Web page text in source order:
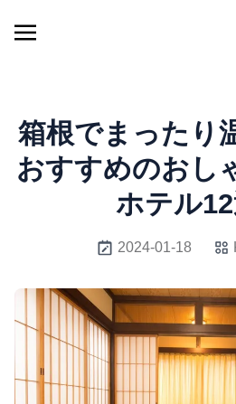
箱根でまったり
おすすめのおし
ホテル12
2024-01-18